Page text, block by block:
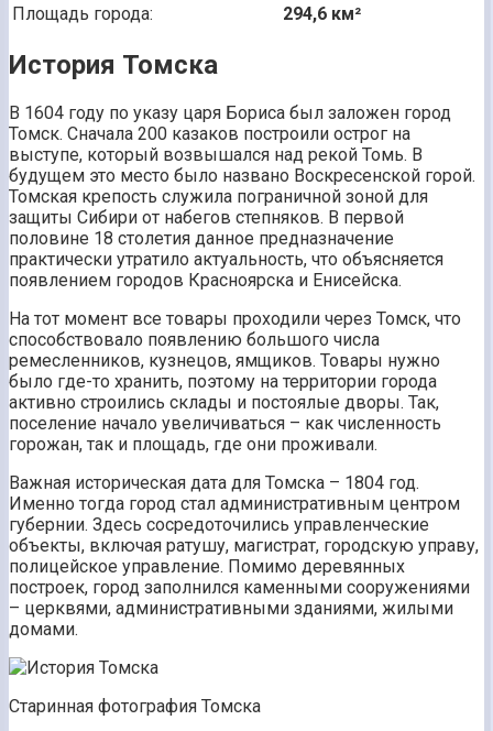
Площадь города:
294,6 км²
История Томска
В 1604 году по указу царя Бориса был заложен город
Томск. Сначала 200 казаков построили острог на
выступе, который возвышался над рекой Томь. В
будущем это место было названо Воскресенской горой.
Томская крепость служила пограничной зоной для
защиты Сибири от набегов степняков. В первой
половине 18 столетия данное предназначение
практически утратило актуальность, что объясняется
появлением городов Красноярска и Енисейска.
На тот момент все товары проходили через Томск, что
способствовало появлению большого числа
ремесленников, кузнецов, ямщиков. Товары нужно
было где-то хранить, поэтому на территории города
активно строились склады и постоялые дворы. Так,
поселение начало увеличиваться – как численность
горожан, так и площадь, где они проживали.
Важная историческая дата для Томска – 1804 год.
Именно тогда город стал административным центром
губернии. Здесь сосредоточились управленческие
объекты, включая ратушу, магистрат, городскую управу,
полицейское управление. Помимо деревянных
построек, город заполнился каменными сооружениями
– церквями, административными зданиями, жилыми
домами.
Старинная фотография Томска